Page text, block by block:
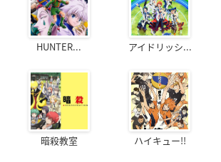
HUNTER... アイドリッシ...
暗殺教室 ハイキュー!!